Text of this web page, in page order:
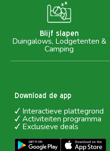
Blijf slapen
Duingalows, Lodgetenten &
Camping
Download de app
Interactieve plattegrond
Activiteiten programma
Exclusieve deals